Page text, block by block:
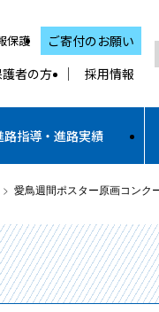
保護
ご寄付のお願い
者の方 採用情報
路指導・進路実績
愛鳥週間ポスター原画コンク